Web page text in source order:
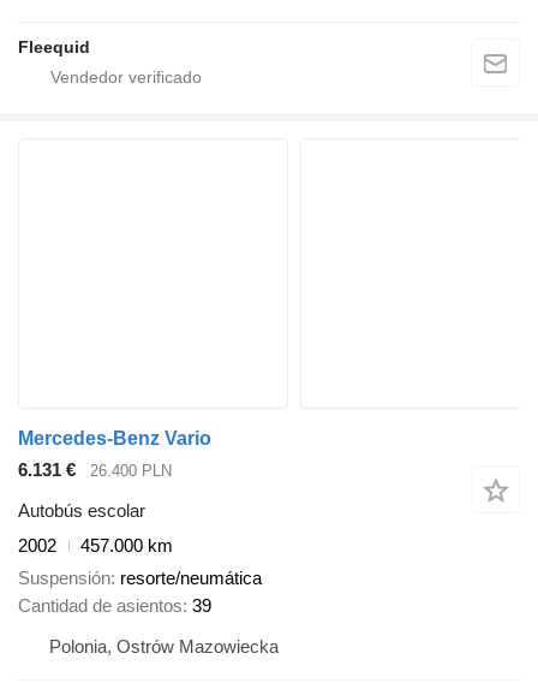
Fleequid
Mercedes-Benz Vario
6.131 €
26.400 PLN
Autobús escolar
2002
457.000 km
Suspensión resorte/neumática
Cantidad de asientos 39
Polonia, Ostrów Mazowiecka